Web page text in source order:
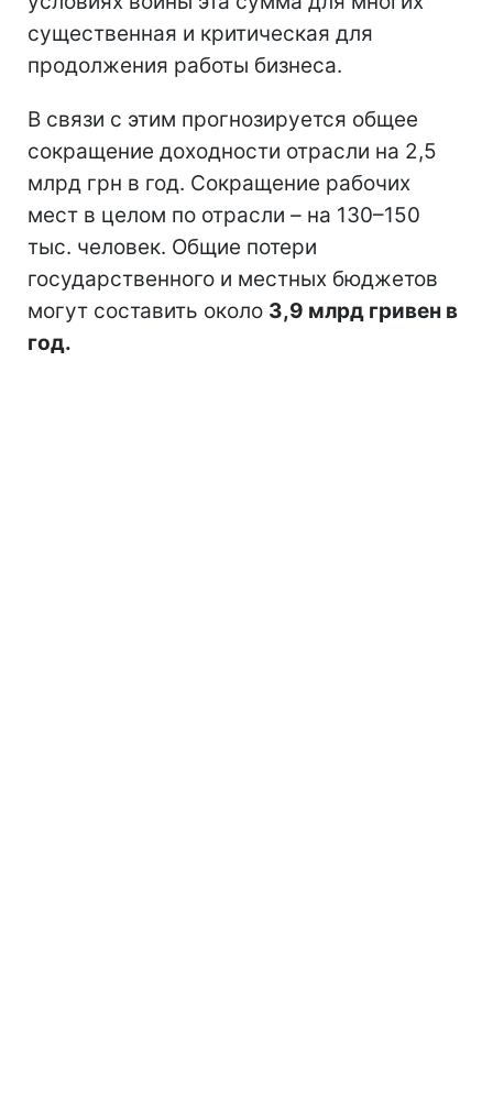
существенная и критическая для
продолжения работы бизнеса.
В связи с этим прогнозируется общее
сокращение доходности отрасли на 2,5
млрд грн в год. Сокращение рабочих
мест в целом по отрасли – на 130–150
тыс. человек. Общие потери
государственного и местных бюджетов
могут составить около 3,9 млрд гривен в
год.